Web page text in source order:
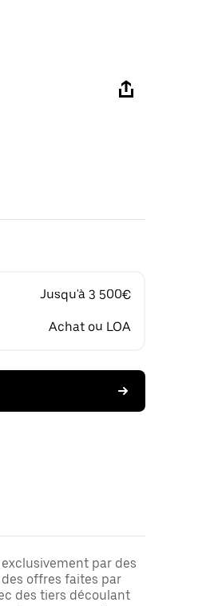
Jusqu'à 3 500€
Achat ou LOA
par des
offres faites par
des tiers découlant